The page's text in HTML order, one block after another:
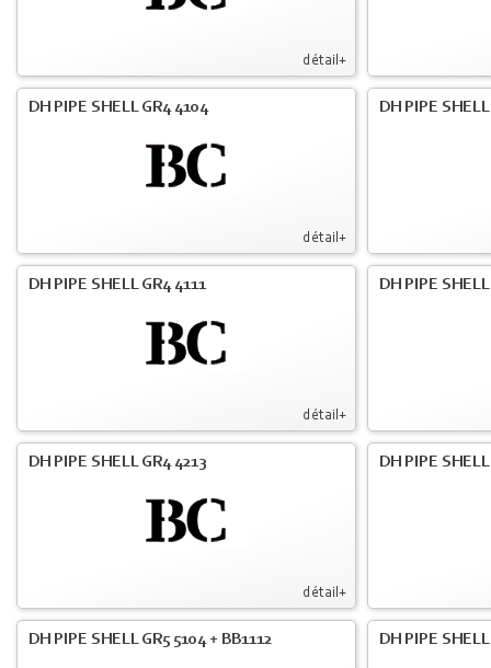
détail+
détail+
DH PIPE SHELL GR4 4104 DH PIPE
détail+
DH PIPE SHELL GR4 4111 DH PIPE
détail+
DH PIPE SHELL GR4 4213 DH PIPE SHELL
DH PIPE SHELL GR5 5104 + BB1112 DH PIPE